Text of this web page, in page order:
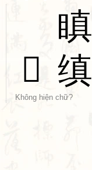
瞋
𤌭 缜
Không hiện chữ?